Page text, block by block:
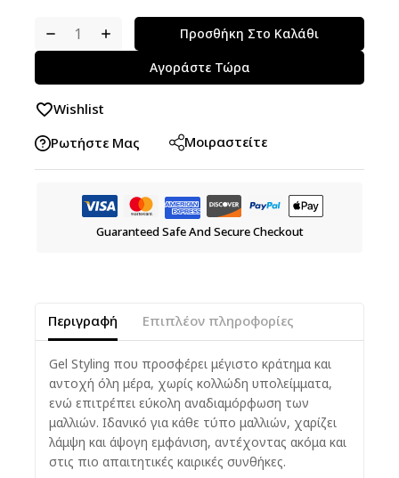
Προσθήκη Στο Καλάθι
Αγοράστε Τώρα
Wishlist
Ρωτήστε Μας
Μοιραστείτε
Guaranteed Safe And Secure Checkout
Περιγραφή Επιπλέον πληροφορίες
Gel Styling που προσφέρει μέγιστο κράτημα και
αντοχή όλη μέρα, χωρίς κολλώδη υπολείμματα,
ενώ επιτρέπει εύκολη αναδιαμόρφωση των
μαλλιών. Ιδανικό για κάθε τύπο μαλλιών, χαρίζει
λάμψη και άψογη εμφάνιση, αντέχοντας ακόμα και
στις πιο απαιτητικές καιρικές συνθήκες.